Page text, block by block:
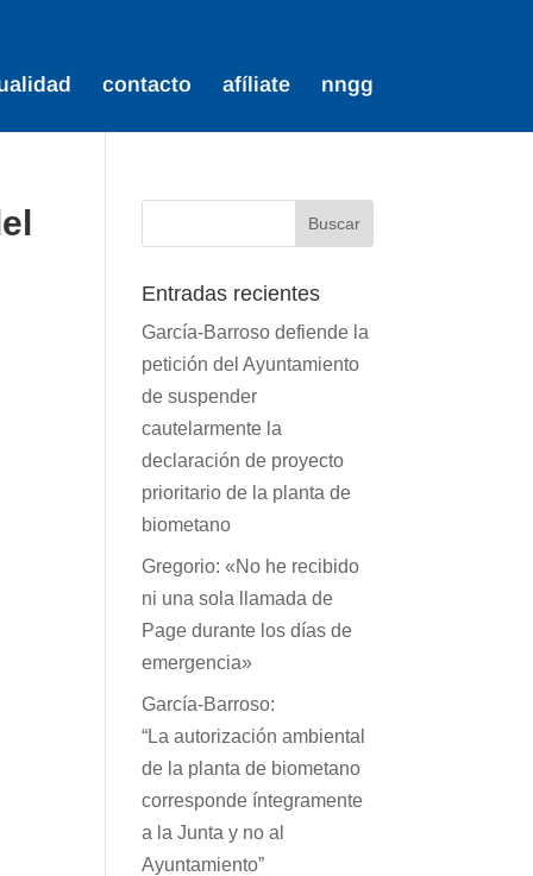
contacto afíliate nngg
Entradas recientes
García-Barroso defiende la
petición del Ayuntamiento
de suspender
cautelarmente la
declaración de proyecto
prioritario de la planta de
biometano
Gregorio: «No he recibido
ni una sola llamada de
Page durante los días de
emergencia»
García-Barroso:
“La autorización ambiental
de la planta de biometano
corresponde íntegramente
a la Junta y no al
Ayuntamiento”